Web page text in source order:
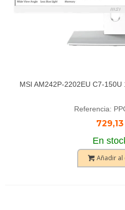
MSI AM242P-2202EU C7-
Referencia:
En
Añadir al